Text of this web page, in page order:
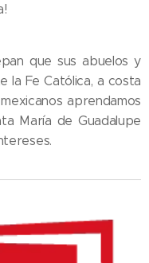
que sus abuelos y
la Fe Católica, a costa
aprendamos
María de Guadalupe